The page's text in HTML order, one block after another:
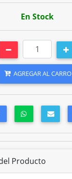
En Stock
AGREGAR AL CARRO
Producto